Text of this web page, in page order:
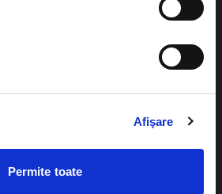
Afişare
Permite toate
Cum comand bilete?
Plata online sau cash